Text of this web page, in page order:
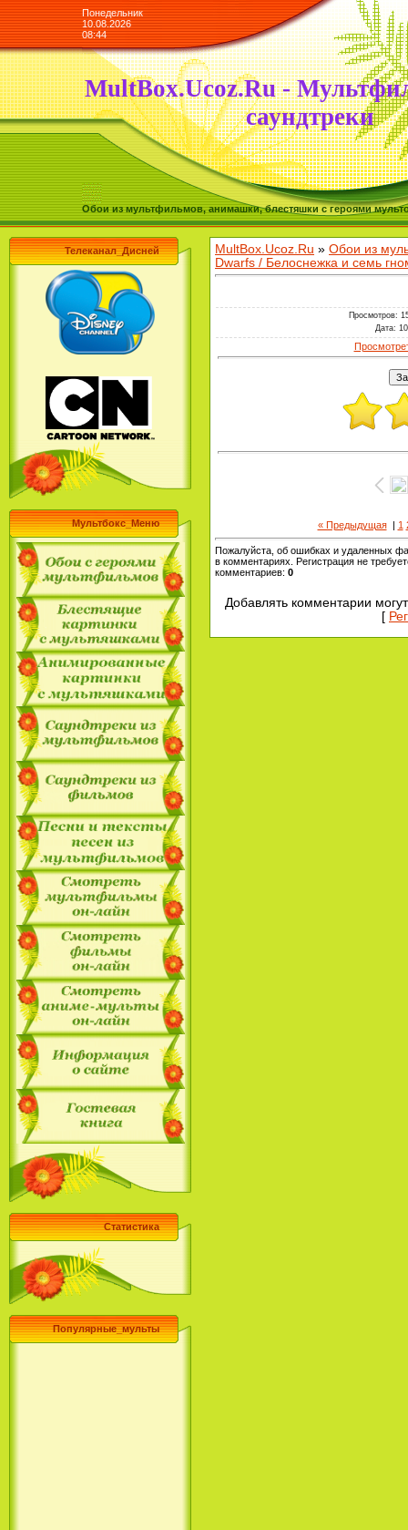
Понедельник
10.08.2026
08:44
MultBox.Ucoz.Ru -
саундтреки
Обои из мультфильмов, анимашки, блестяшки с героями
Телеканал_Дисней
Мультбокс_Меню
Статистика
Популярные_мульты
MultBox.Ucoz.Ru » Обои из
Dwarfs / Белоснежка и семь
Просмотров:
Дата:
« Предыдущая| 1
Пожалуйста, об ошибках и удаленных
в комментариях. Регистрация не
комментариев: 0
Добавлять комментарии
[